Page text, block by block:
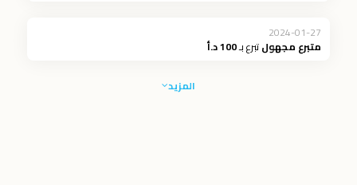
2024-01-27
متبرع مجهولتبرع بـ100 د.أ
المزيد